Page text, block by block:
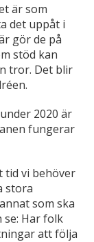
är som
det uppåt i
gör de på
stöd kan
tror. Det blir
2020 är
fungerar
tid vi behöver
stora
som ska
se: Har folk
att följa